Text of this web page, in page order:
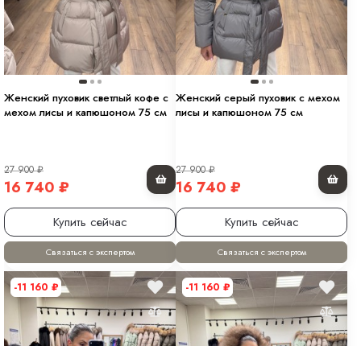
Женский пуховик светлый кофе с
мехом лисы и капюшоном 75 см
27 900₽
16 740 ₽
Купить сейчас
Связаться с экспертом
Женский серый пуховик с мехом
лисы и капюшоном 75 см
27 900₽
16 740 ₽
Купить сейчас
Связаться с экспертом
-11 160 ₽ -11 160 ₽